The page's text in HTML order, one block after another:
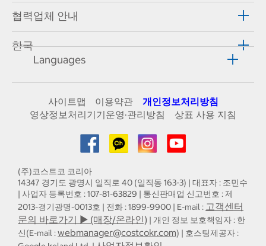
협력업체 안내
한국
Languages
사이트맵 이용약관
개인정보처리방침
영상정보처리기기운영·관리방침
상표 사용 지침
(주)코스트코 코리아
14347 경기도 광명시 일직로 40 (일직동 163-3) | 대표자 : 조민수
| 사업자 등록번호 : 107-81-63829 | 통신판매업 신고번호 : 제
2013-경기광명-0013호 | 전화 : 1899-9900 | E-mail : 고객센터
문의 바로가기 ▶ (매장/온라인) | 개인 정보 보호책임자 : 한
신(E-mail :webmanager@costcokr.com) | 호스팅제공자 :